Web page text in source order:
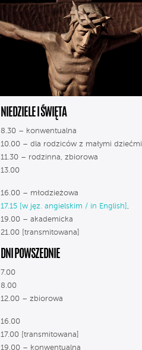
NIEDZIELE I ŚWIĘTA
8.30 – konwentualna
10.00 – dla rodziców z małymi dziećmi
11.30 – rodzinna, zbiorowa
13.00
16.00 – młodzieżowa
17.15 [w jęz. angielskim / in English] ,
19.00 – akademicka
21.00 [transmitowana]
DNI POWSZEDNIE
7.00
8.00
12.00 – zbiorowa
16.00
17.00 [transmitowana]
19.00 – konwentualna